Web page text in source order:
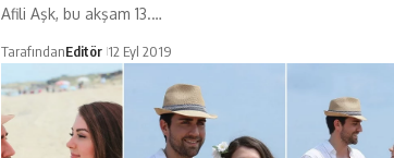
Afili Aşk, bu akşam 13.…
TarafındanEditör 12 Eyl 2019